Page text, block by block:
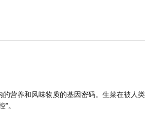
营养和风味物质的基因密码。生菜在被人
。